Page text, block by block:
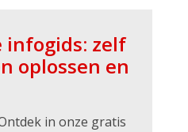
infogids: zelf
oplossen en
in onze gratis